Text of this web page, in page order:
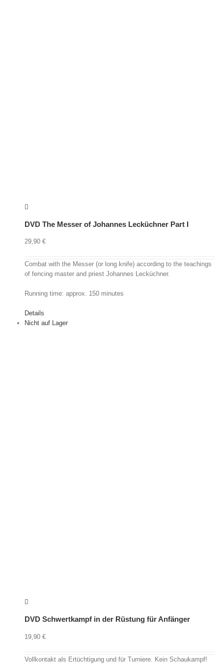
DVD The Messer of Johannes Lecküchner Part I
29,90 €
Combat with the Messer (or long knife) according to the teachings
of fencing master and priest Johannes Lecküchner.
Running time: approx. 150 minutes
Details
Nicht auf Lager
DVD Schwertkampf in der Rüstung für Anfänger
19,90 €
Vollkontakt als Ertüchtigung und für Turniere. Kein Schaukampf!